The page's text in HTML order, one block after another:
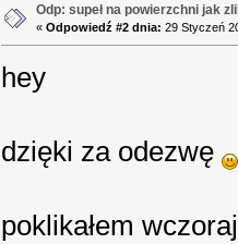
Odp: supeł na powierzchni jak
«Odpowiedź #2 dnia: 29 Styczeń
hey
dzięki za odezwę
poklikałem